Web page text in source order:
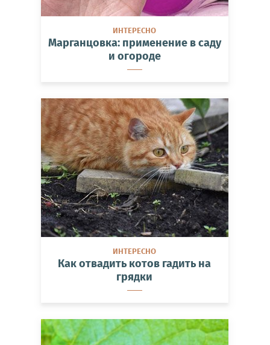
ИНТЕРЕСНО
Марганцовка: применение в саду
и огороде
ИНТЕРЕСНО
Как отвадить котов гадить на
грядки